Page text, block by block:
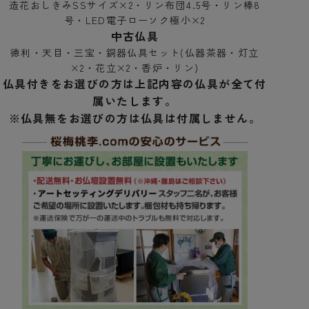
造花おしきみSSサイズ×2・リン布団4.5号・リン棒8
号・LED電子ローソク極小×2
中古仏具
徳利・天目・三宝・銅器仏具セット(仏器茶器・灯立
×2・花立×2・香炉・リン)
仏具付きをお選びの方は上記内容の仏具が全て付
属いたします。
※仏具無をお選びの方は仏具は付属しません。